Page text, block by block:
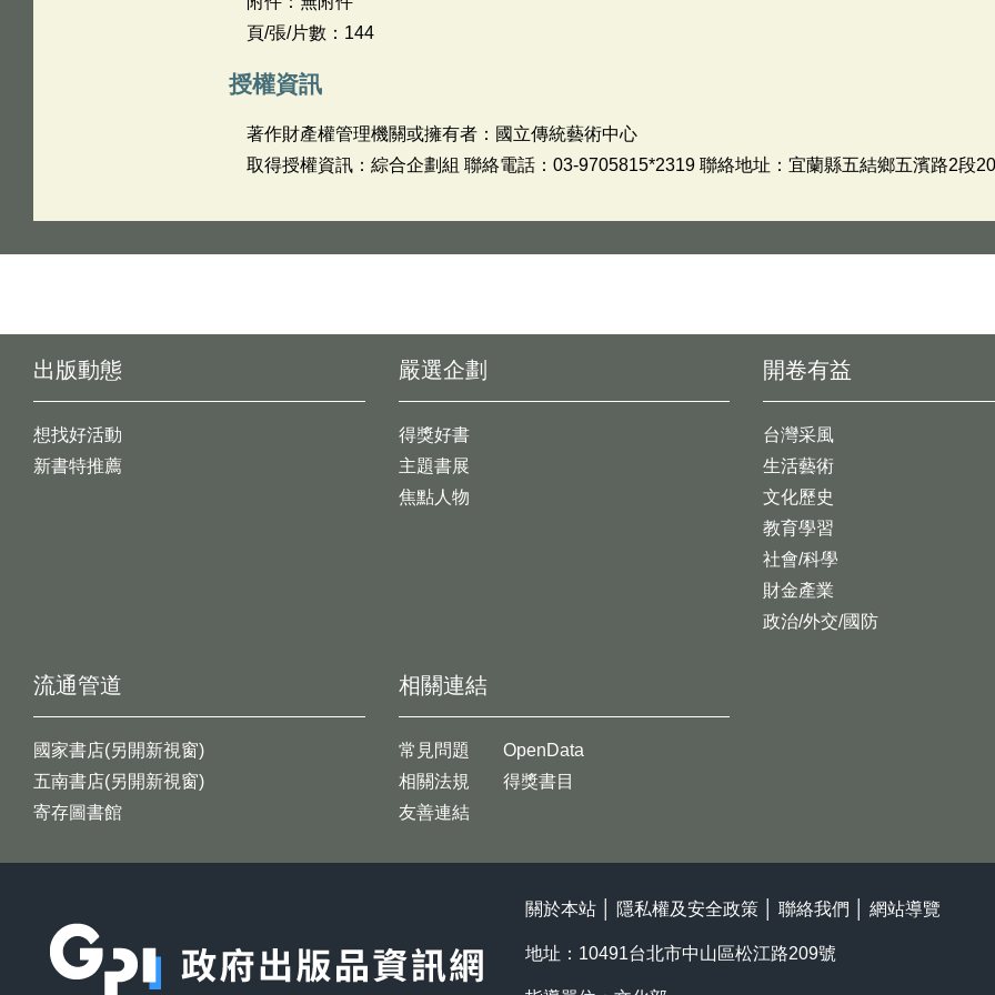
頁/張/片數：144
授權資訊
著作財產權管理機關或擁有者：國立傳統藝術中心
取得授權資訊：綜合企劃組 聯絡電話：03-9705815*2319 聯絡地址：宜蘭縣五結鄉五濱路2段
出版動態
想找好活動
新書特推薦
開卷有益
台灣采風
生活藝術
文化歷史
教育學習
社會/科學
財金產業
政治/外交/國防
嚴選企劃
得獎好書
主題書展
焦點人物
流通管道
國家書店(另開新視窗)
五南書店(另開新視窗)
寄存圖書館
相關連結
常見問題
相關法規
友善連結
OpenData
得獎書目
關於本站 隱私權及安全政策 聯絡我們 網站導覽
地址：10491台北市中山區松江路209號